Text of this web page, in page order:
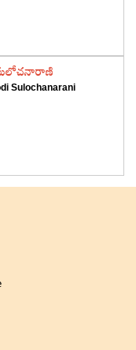
Sulochanarani